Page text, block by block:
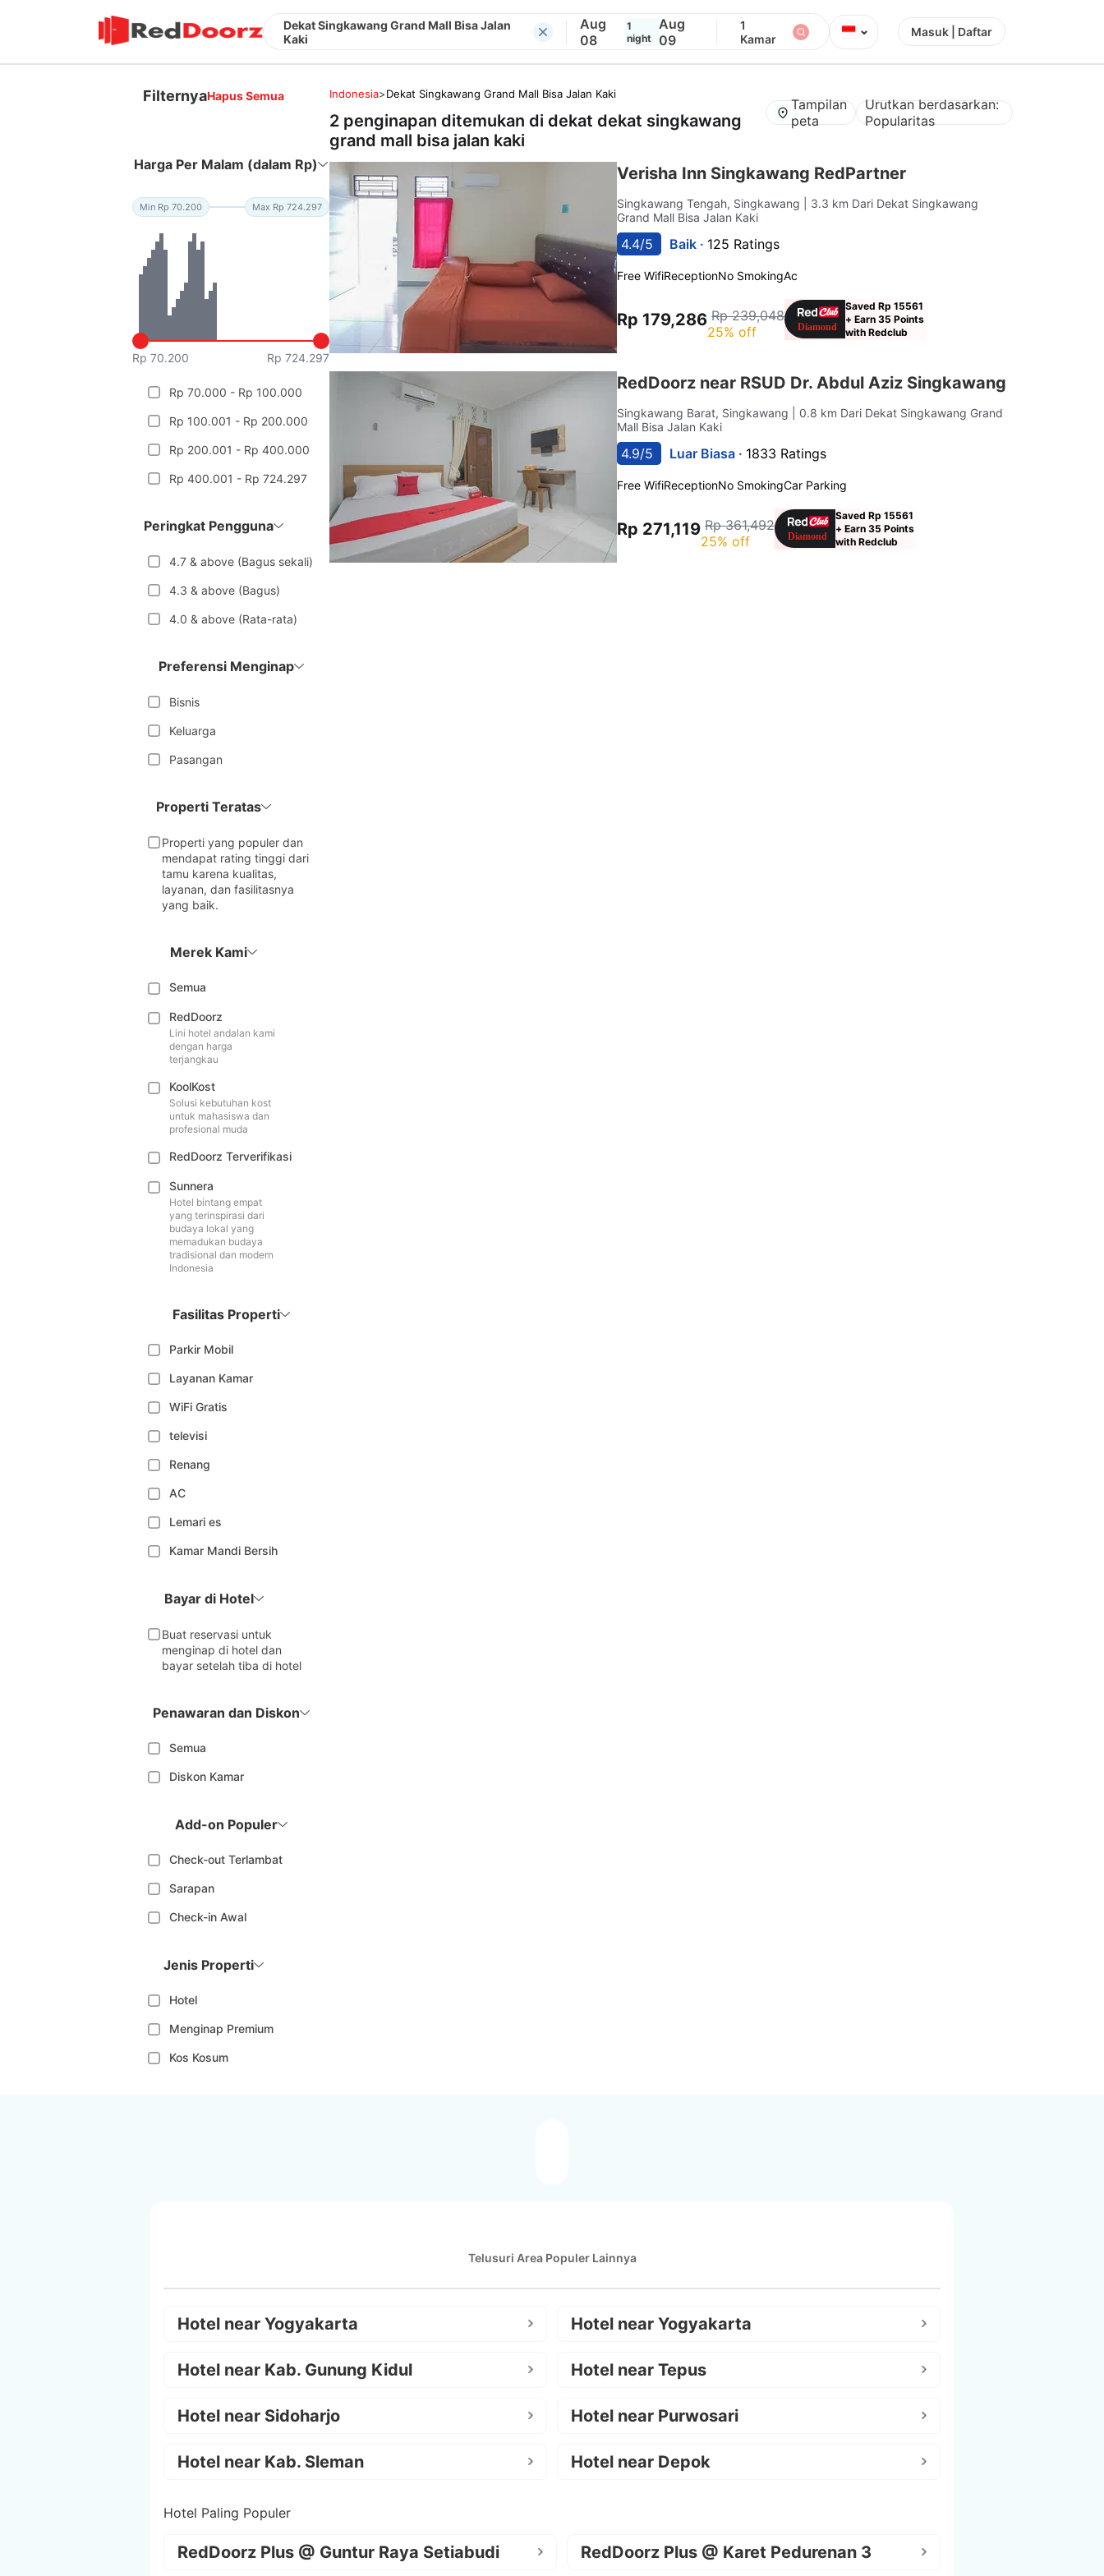
Dekat Singkawang Grand Mall Bisa Jalan
Kaki
Aug
08
1
night
Aug
09
1
Kamar
⌄ Masuk | Daftar
FilternyaHapus Semua
Harga Per Malam (dalam Rp)
Min Rp 70.200 Max Rp 724.297
Rp 70.200 Rp 724.297
Rp 70.000 - Rp 100.000
Rp 100.001 - Rp 200.000
Rp 200.001 - Rp 400.000
Rp 400.001 - Rp 724.297
Peringkat Pengguna
4.7 & above (Bagus sekali)
4.3 & above (Bagus)
4.0 & above (Rata-rata)
Preferensi Menginap
Bisnis
Keluarga
Pasangan
Properti Teratas
Properti yang populer dan
mendapat rating tinggi dari
tamu karena kualitas,
layanan, dan fasilitasnya
yang baik.
Merek Kami
Semua
RedDoorz
Lini hotel andalan kami
dengan harga
terjangkau
KoolKost
Solusi kebutuhan kost
untuk mahasiswa dan
profesional muda
RedDoorz Terverifikasi
Sunnera
Hotel bintang empat
yang terinspirasi dari
budaya lokal yang
memadukan budaya
tradisional dan modern
Indonesia
Fasilitas Properti
Parkir Mobil
Layanan Kamar
WiFi Gratis
televisi
Renang
AC
Lemari es
Kamar Mandi Bersih
Bayar di Hotel
Buat reservasi untuk
menginap di hotel dan
bayar setelah tiba di hotel
Penawaran dan Diskon
Semua
Diskon Kamar
Add-on Populer
Check-out Terlambat
Sarapan
Check-in Awal
Jenis Properti
Hotel
Menginap Premium
Kos Kosum
Indonesia>Dekat Singkawang Grand Mall Bisa Jalan Kaki
2 penginapan ditemukan di dekatdekat singkawang
grand mall bisa jalan kaki
Tampilan
peta
Urutkan berdasarkan:
Popularitas
Verisha Inn Singkawang RedPartner
Singkawang Tengah, Singkawang
| 3.3 km Dari Dekat Singkawang
Grand Mall Bisa Jalan Kaki
4.4/5 Baik · 125 Ratings
Free WifiReceptionNo SmokingAc
Rp 179,286 Rp 239,048
25% off
Saved Rp 15561
+ Earn 35 Points
with Redclub
RedDoorz near RSUD Dr. Abdul Aziz Singkawang
Singkawang Barat, Singkawang
| 0.8 km Dari Dekat Singkawang Grand
Mall Bisa Jalan Kaki
4.9/5 Luar Biasa · 1833 Ratings
Free WifiReceptionNo SmokingCar Parking
Rp 271,119 Rp 361,492
25% off
Saved Rp 15561
+ Earn 35 Points
with Redclub
Telusuri Area Populer Lainnya
Hotel near Yogyakarta Hotel near Yogyakarta
Hotel near Kab. Gunung Kidul Hotel near Tepus
Hotel near Sidoharjo Hotel near Purwosari
Hotel near Kab. Sleman Hotel near Depok
Hotel Paling Populer
RedDoorz Plus @ Guntur Raya Setiabudi RedDoorz Plus @ Karet Pedurenan 3